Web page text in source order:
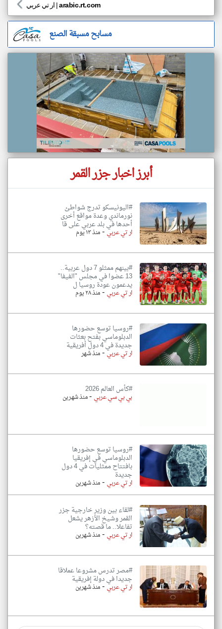
ار تي عربي |arabic.rt.com
مسابح مسبقة الصنع
أبرز اخبار جزر القمر
#اليونيسكو تدرج شواطئ
نورماندي وعدة مواقع أخرى
أحدها في بلد عربي على قا
ار تي عربي -منذ ١٣ يوم
#بينهم ممثلو 7 دول عربية..
13 عضوا في مجلس "الفيفا"
يدعمون عودة روسيا ل
ار تي عربي-منذ ٢٨ يوم
#روسيا توسع حضورها
الدبلوماسي بفتح بعثات
جديدة في 4 دول أفريقية
ار تي عربي-منذ شهر
#كأس العالم 2026
بي بي سي عربي -منذ شهرين
#روسيا توسع حضورها
الدبلوماسي في إفريقيا
بافتتاح ممثليات في 4 دول
جديدة
ار تي عربي -منذ شهرين
#لقاء بين وزير خارجية جزر
القمر وشيخ الأزهر يشعل
تفاعلا.. ما قصته؟
ار تي عربي -منذ شهرين
#مصر تدرس مشروعا عملاقا
جديدا في دولة إفريقية
ار تي عربي -منذ شهرين